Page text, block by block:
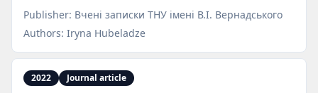
Publisher: Вчені записки ТНУ імені В.І. Вернадського
Authors: Iryna Hubeladze
2022 Journal article